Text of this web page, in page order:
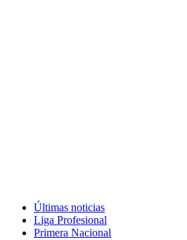
Últimas noticias
Liga Profesional
Primera Nacional